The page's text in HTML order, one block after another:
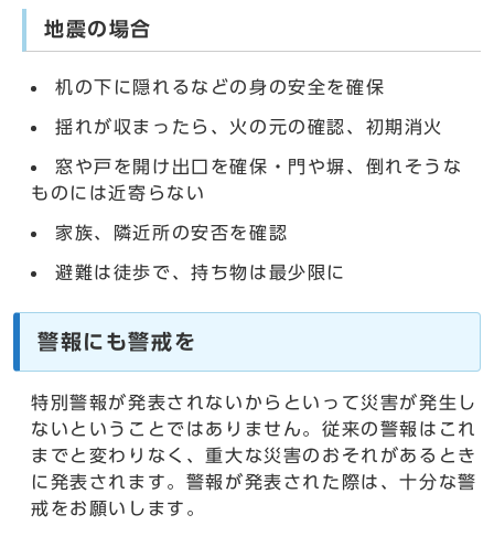
地震の場合
机の下に隠れるなどの身の安全を確保
揺れが収まったら、火の元の確認、初期消火
窓や戸を開け出口を確保・門や塀、倒れそうな
ものには近寄らない
家族、隣近所の安否を確認
避難は徒歩で、持ち物は最少限に
警報にも警戒を
特別警報が発表されないからといって災害が発生し
ないということではありません。従来の警報はこれ
までと変わりなく、重大な災害のおそれがあるとき
に発表されます。警報が発表された際は、十分な警
戒をお願いします。